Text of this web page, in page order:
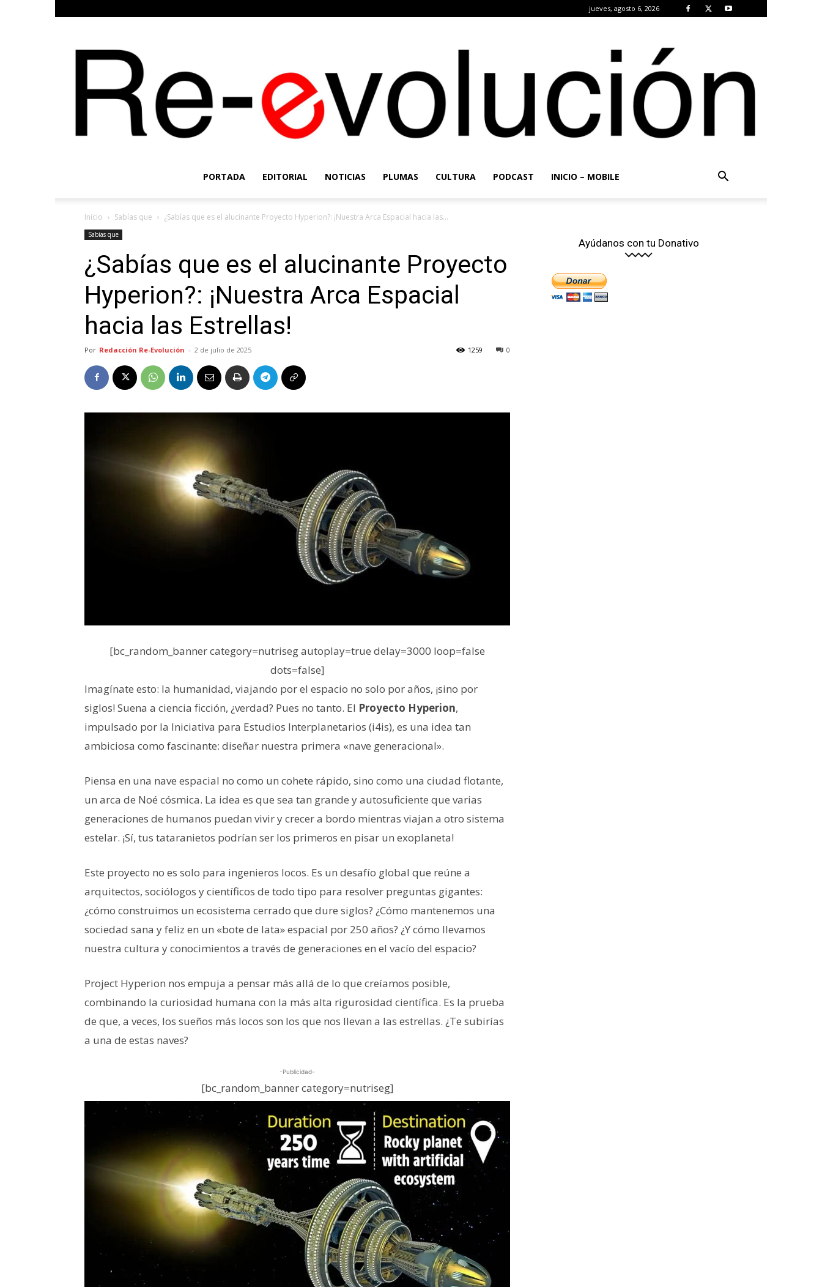
jueves, agosto 6, 2026
Evolución
PORTADA EDITORIAL NOTICIAS PLUMAS CULTURA PODCAST INICIO – MOBILE
Inicio Sabías que ¿Sabías que es el alucinante Proyecto Hyperion?: ¡Nuestra Arca Espacial hacia las...
Sabías que
¿Sabías que es el alucinante Proyecto
Hyperion?: ¡Nuestra Arca Espacial
hacia las Estrellas!
Por Redacción Re-Evolución - 2 de julio de 2025 0
1259
[bc_random_banner category=nutriseg autoplay=true delay=3000 loop=false
dots=false]
Imagínate esto: la humanidad, viajando por el espacio no solo por años, ¡sino por
siglos! Suena a ciencia ficción, ¿verdad? Pues no tanto. El Proyecto Hyperion,
impulsado por la Iniciativa para Estudios Interplanetarios (i4is), es una idea tan
ambiciosa como fascinante: diseñar nuestra primera «nave generacional».
Piensa en una nave espacial no como un cohete rápido, sino como una ciudad flotante,
un arca de Noé cósmica. La idea es que sea tan grande y autosuficiente que varias
generaciones de humanos puedan vivir y crecer a bordo mientras viajan a otro sistema
estelar. ¡Sí, tus tataranietos podrían ser los primeros en pisar un exoplaneta!
Este proyecto no es solo para ingenieros locos. Es un desafío global que reúne a
arquitectos, sociólogos y científicos de todo tipo para resolver preguntas gigantes:
¿cómo construimos un ecosistema cerrado que dure siglos? ¿Cómo mantenemos una
sociedad sana y feliz en un «bote de lata» espacial por 250 años? ¿Y cómo llevamos
nuestra cultura y conocimientos a través de generaciones en el vacío del espacio?
Project Hyperion nos empuja a pensar más allá de lo que creíamos posible,
combinando la curiosidad humana con la más alta rigurosidad científica. Es la prueba
de que, a veces, los sueños más locos son los que nos llevan a las estrellas. ¿Te subirías
a una de estas naves?
-Publicidad-
[bc_random_banner category=nutriseg]
Ayúdanos con tu Donativo